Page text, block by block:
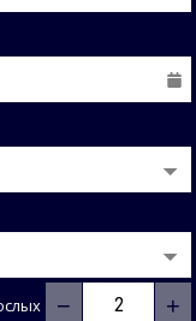
− +